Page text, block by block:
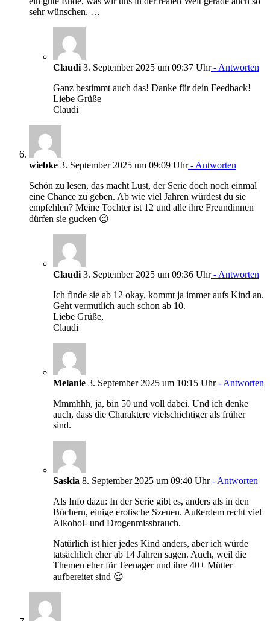
sehr wünschen. …
Claudi3. September 2025 um 09:37 Uhr- Antworten
Ganz bestimmt auch das! Danke für dein Feedback!
Liebe Grüße
Claudi
wiebke 3. September 2025 um 09:09 Uhr- Antworten
Schön zu lesen, das macht Lust, der Serie doch noch einmal
eine Chance zu geben. Ab wie viel Jahren würdest du sie
empfehlen? Meine Tochter ist 12 und alle ihre Freundinnen
dürfen sie gucken 😉
Claudi3. September 2025 um 09:36 Uhr- Antworten
Ich finde sie ab 12 okay, kommt ja immer aufs Kind an.
Geht vermutlich auch schon ab 10.
Liebe Grüße,
Claudi
Melanie 3. September 2025 um 10:15 Uhr- Antworten
Mmmhhh, ja, bin 50 und voll dabei. Und ich denke
auch, dass die Charaktere vielschichtiger als früher
sind.
Saskia 8. September 2025 um 09:40 Uhr- Antworten
Als Info dazu: In der Serie gibt es, anders als in den
Büchern, einige erotische Szenen. Außerdem recht viel
Alkohol- und Drogenmissbrauch.
Natürlich ist hier jedes Kind anders, aber ich würde
tatsächlich eher ab 14 Jahren sagen. Auch, weil die
Themen eher für Teenager und ihre 40+ Mütter
aufbereitet sind 😉